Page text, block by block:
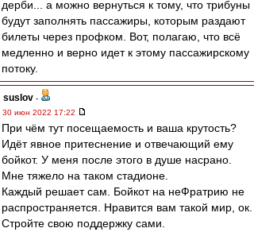
дерби... а можно вернуться к тому, что трибуны
будут заполнять пассажиры, которым раздают
билеты через профком. Вот, полагаю, что всё
медленно и верно идет к этому пассажирскому
потоку.
suslov -
30 июн 2022 17:22
При чём тут посещаемость и ваша крутость?
Идёт явное притеснение и отвечающий ему
бойкот. У меня после этого в душе насрано.
Мне тяжело на таком стадионе.
Каждый решает сам. Бойкот на неФратрию не
распространяется. Нравится вам такой мир, ок.
Стройте свою поддержку сами.